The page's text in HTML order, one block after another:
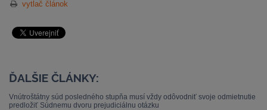
vytlač článok
ĎALŠIE ČLÁNKY:
Vnútroštátny súd posledného stupňa musí vždy odôvodniť svoje odmietnutie
predložiť Súdnemu dvoru prejudiciálnu otázku